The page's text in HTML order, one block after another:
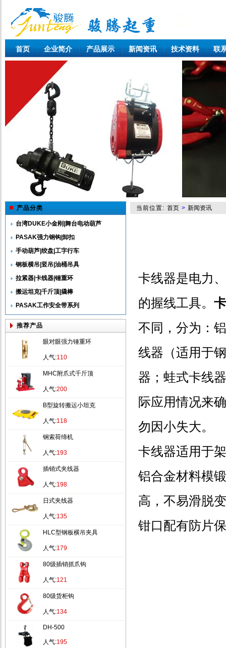
首页 企业简介 产品展示 新闻资讯 技术资料 联
当前位置: 首页 > 新闻资讯
卡线器是电力
的握线工具。
不同，分为：
线器（适用于
器；蛙式卡线
际应用情况来
勿因小失大。
卡线器适用于
铝合金材料模
高，不易滑脱
钳口配有防片
产品分类
台湾DUKE小金刚|舞台电动葫芦
PASAK强力钢钩|卸扣
手动葫芦|绞盘|工字行车
钢板横吊|竖吊|油桶吊具
拉紧器|卡线器|锤重环
搬运坦克|千斤顶|撬棒
PASAK工作安全带系列
推荐产品
眼对眼强力锤重环
人气:110
MHC附爪式千斤顶
人气:200
B型旋转搬运小坦克
人气:118
钢索荷缔机
人气:193
插销式夹线器
人气:198
日式夹线器
人气:135
HLC型钢板横吊夹具
人气:179
80级插销抓爪钩
人气:121
80级货柜钩
人气:134
DH-500
人气:195